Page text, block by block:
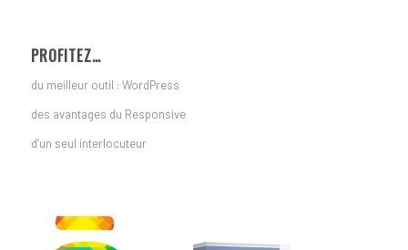
PROFITEZ…
du meilleur outil : WordPress
des avantages du Responsive
d’un seul interlocuteur